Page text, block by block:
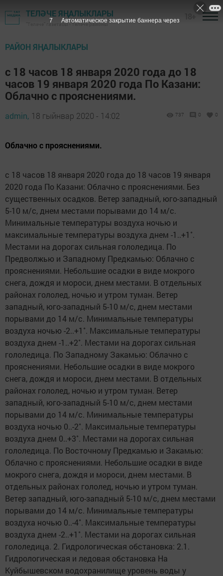
ТЕЛӘЧЕ ЯҢАЛЫКЛАРЫ
"Теләче" газетасы - Теләче районы
РАЙОН ЯҢАЛЫКЛАРЫ
с 18 часов 18 января 2020 года до 18
часов 19 января 2020 года По Казани:
Облачно с прояснениями.
admin, 18 гыйнвар 2020 - 14:02 737 0 0
Облачно с прояснениями.
с 18 часов 18 января 2020 года до 18 часов 19 января
2020 года По Казани: Облачно с прояснениями. Без
существенных осадков. Ветер западный, юго-западный
5-10 м/с, днем местами порывами до 14 м/с.
Минимальные температуры воздуха ночью и
максимальные температуры воздуха днем -1..+1˚.
Местами на дорогах сильная гололедица. По
Предволжью и Западному Предкамью: Облачно с
прояснениями. Небольшие осадки в виде мокрого
снега, дождя и мороси, днем местами. В отдельных
районах гололед, ночью и утром туман. Ветер
западный, юго-западный 5-10 м/с, днем местами
порывами до 14 м/с. Минимальные температуры
воздуха ночью -2..+1˚. Максимальные температуры
воздуха днем -1..+2˚. Местами на дорогах сильная
гололедица. По Западному Закамью: Облачно с
прояснениями. Небольшие осадки в виде мокрого
снега, дождя и мороси, днем местами. В отдельных
районах гололед, ночью и утром туман. Ветер
западный, юго-западный 5-10 м/с, днем местами
порывами до 14 м/с. Минимальные температуры
воздуха ночью 0..-2˚. Максимальные температуры
воздуха днем 0..+3˚. Местами на дорогах сильная
гололедица. По Восточному Предкамью и Закамью:
Облачно с прояснениями. Небольшие осадки в виде
мокрого снега, дождя и мороси, днем местами. В
отдельных районах гололед, ночью и утром туман.
Ветер западный, юго-западный 5-10 м/с, днем местами
порывами до 14 м/с. Минимальные температуры
воздуха ночью 0..-4˚. Максимальные температуры
воздуха днем -2..+1˚. Местами на дорогах сильная
гололедица. 2. Гидрологическая обстановка: 2.1.
Гидрологическая и ледовая обстановка На
Куйбышевском водохранилище уровень воды у
6 Автоматическое закрытие баннера через